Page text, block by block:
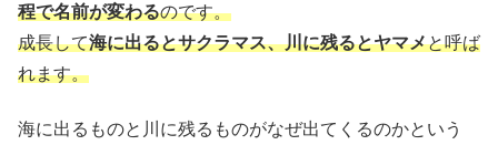
程で名前が変わるのです。
成長して海に出るとサクラマス、川に残るとヤマメと呼ば
れます。
海に出るものと川に残るものがなぜ出てくるのかという